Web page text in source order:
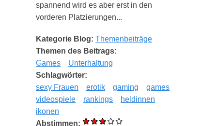
spannend wird es aber erst in den
vorderen Platzierungen...
Kategorie Blog: Themenbeiträge
Themen des Beitrags:
Games
Unterhaltung
Schlagwörter:
sexy Frauen
erotik gaming
games
videospiele
rankings
heldinnen
ikonen
Abstimmen: